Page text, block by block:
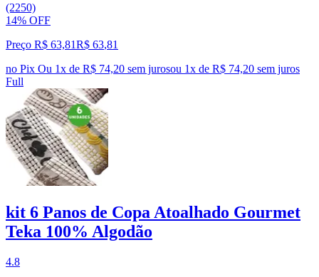
(2250)
14% OFF
Preço R$ 63,81R$ 63,81
no Pix Ou 1x de R$ 74,20 sem jurosou 1x de R$ 74,20 sem juros
Full
kit 6 Panos de Copa Atoalhado Gourmet
Teka 100% Algodão
4.8